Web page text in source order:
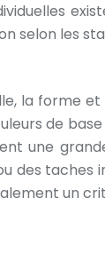
selon les
la forme
de
une
taches
un